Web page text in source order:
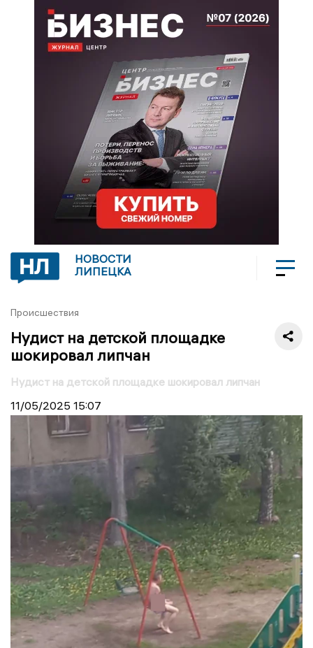
НОВОСТИ
ЛИПЕЦКА
Происшествия
Нудист на детской площадке
шокировал липчан
Нудист на детской площадке шокировал липчан
11/05/2025 15:07